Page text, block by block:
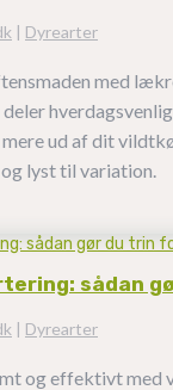
| Dyrearter
med
mere ud af dit
lyst til variation.
sådan
| Dyrearter
og effektivt med